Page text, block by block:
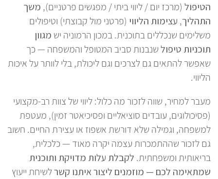
הטיפול (מרכז יום / ליווי ביתי / מפגשים פרטניים), משך
התהליך, עצימות הליווי (פרטני מול קבוצתי) וטיפולים
משלימים שנכללים בתוכנית. במכון הרמוניה יש מגוון
תוכניות טיפולשנבנות סביב המטופל והמשפחה — כך
שאפשר להתאים גם לצרכים וגם ליכולת, בלי לוותר על איכות
הליווי.
מעבר למחיר, שווה לזכור מה כלול: ליווי של צוות רב-מקצועי
(פסיכולוגים, עובדים סוציאליים ופסיכיאטר זמין), מעטפת
למשפחה, וגמילה שלא דורשת אשפוז או עצירת החיים. חשוב
גם לזכור שההתמכרות עצמה יקרה מאוד — כלכלית,
בריאותית ומשפחתית. לקבלת עלות מדויקת ותוכנית
שמתאימה לכם — מוזמנים ליצור איתנו קשרלשיחת ייעוץ